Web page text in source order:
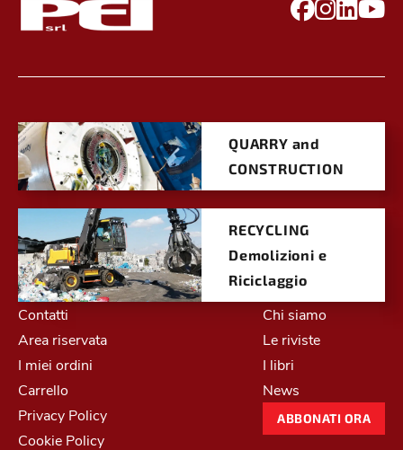
QUARRY and
CONSTRUCTION
RECYCLING
Demolizioni e
Riciclaggio
Contatti
Area riservata
I miei ordini
Carrello
Privacy Policy
Cookie Policy
Chi siamo
Le riviste
I libri
News
ABBONATI ORA